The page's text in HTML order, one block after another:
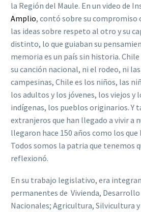
la Región del Maule. En un video de
Amplio, contó sobre su compromiso
las ideas sobre respeto al otro y su
distinto, lo que guiaban su
memoria es un país sin historia. Chile
su canción nacional, ni el rodeo, ni
campesinas, Chile es los niños, las
los adultos y los jóvenes, los viejos y
indígenas, los pueblos originarios. Y
extranjeros que han llegado a vivir a
llegaron hace 150 años como los que
Todos somos la patria que tenemos
reflexionó.
En su trabajo legislativo, era
permanentes de Vivienda,
Nacionales; Agricultura, Silvicultura